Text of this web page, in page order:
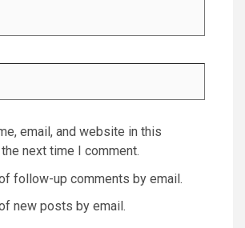
email, and website in this
next time I comment.
follow-up comments by email.
new posts by email.